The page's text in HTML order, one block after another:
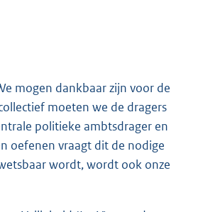
mogen dankbaar zijn voor de
moeten we de dragers
politieke ambtsdrager en
oefenen vraagt dit de nodige
wordt, wordt ook onze